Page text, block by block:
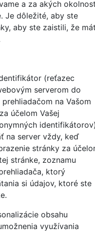
a za akých
Je dôležité, aby ste
aby ste zaistili, že
(reťazec
serverom do
na Vašom
účelom Vašej
na server vždy, keď
stránky za
stránke, zoznamu
ktorý
si údajov, ktoré ste
obsahu
využívania